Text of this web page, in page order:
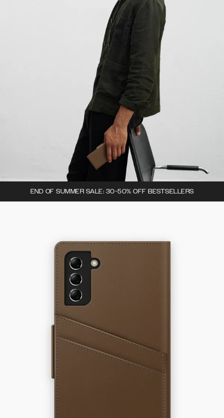
END OF SUMMER SALE: 30-50% OFF BESTSELLERS